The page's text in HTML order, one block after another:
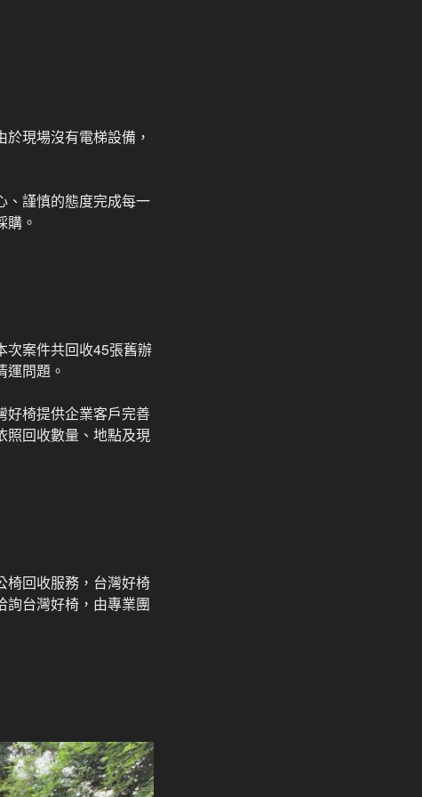
現場沒有電梯設備，
、謹慎的態度完成每一
。
次案件共回收45張舊辦
問題。
好椅提供企業客戶完善
照回收數量、地點及現
椅回收服務，台灣好椅
詢台灣好椅，由專業團